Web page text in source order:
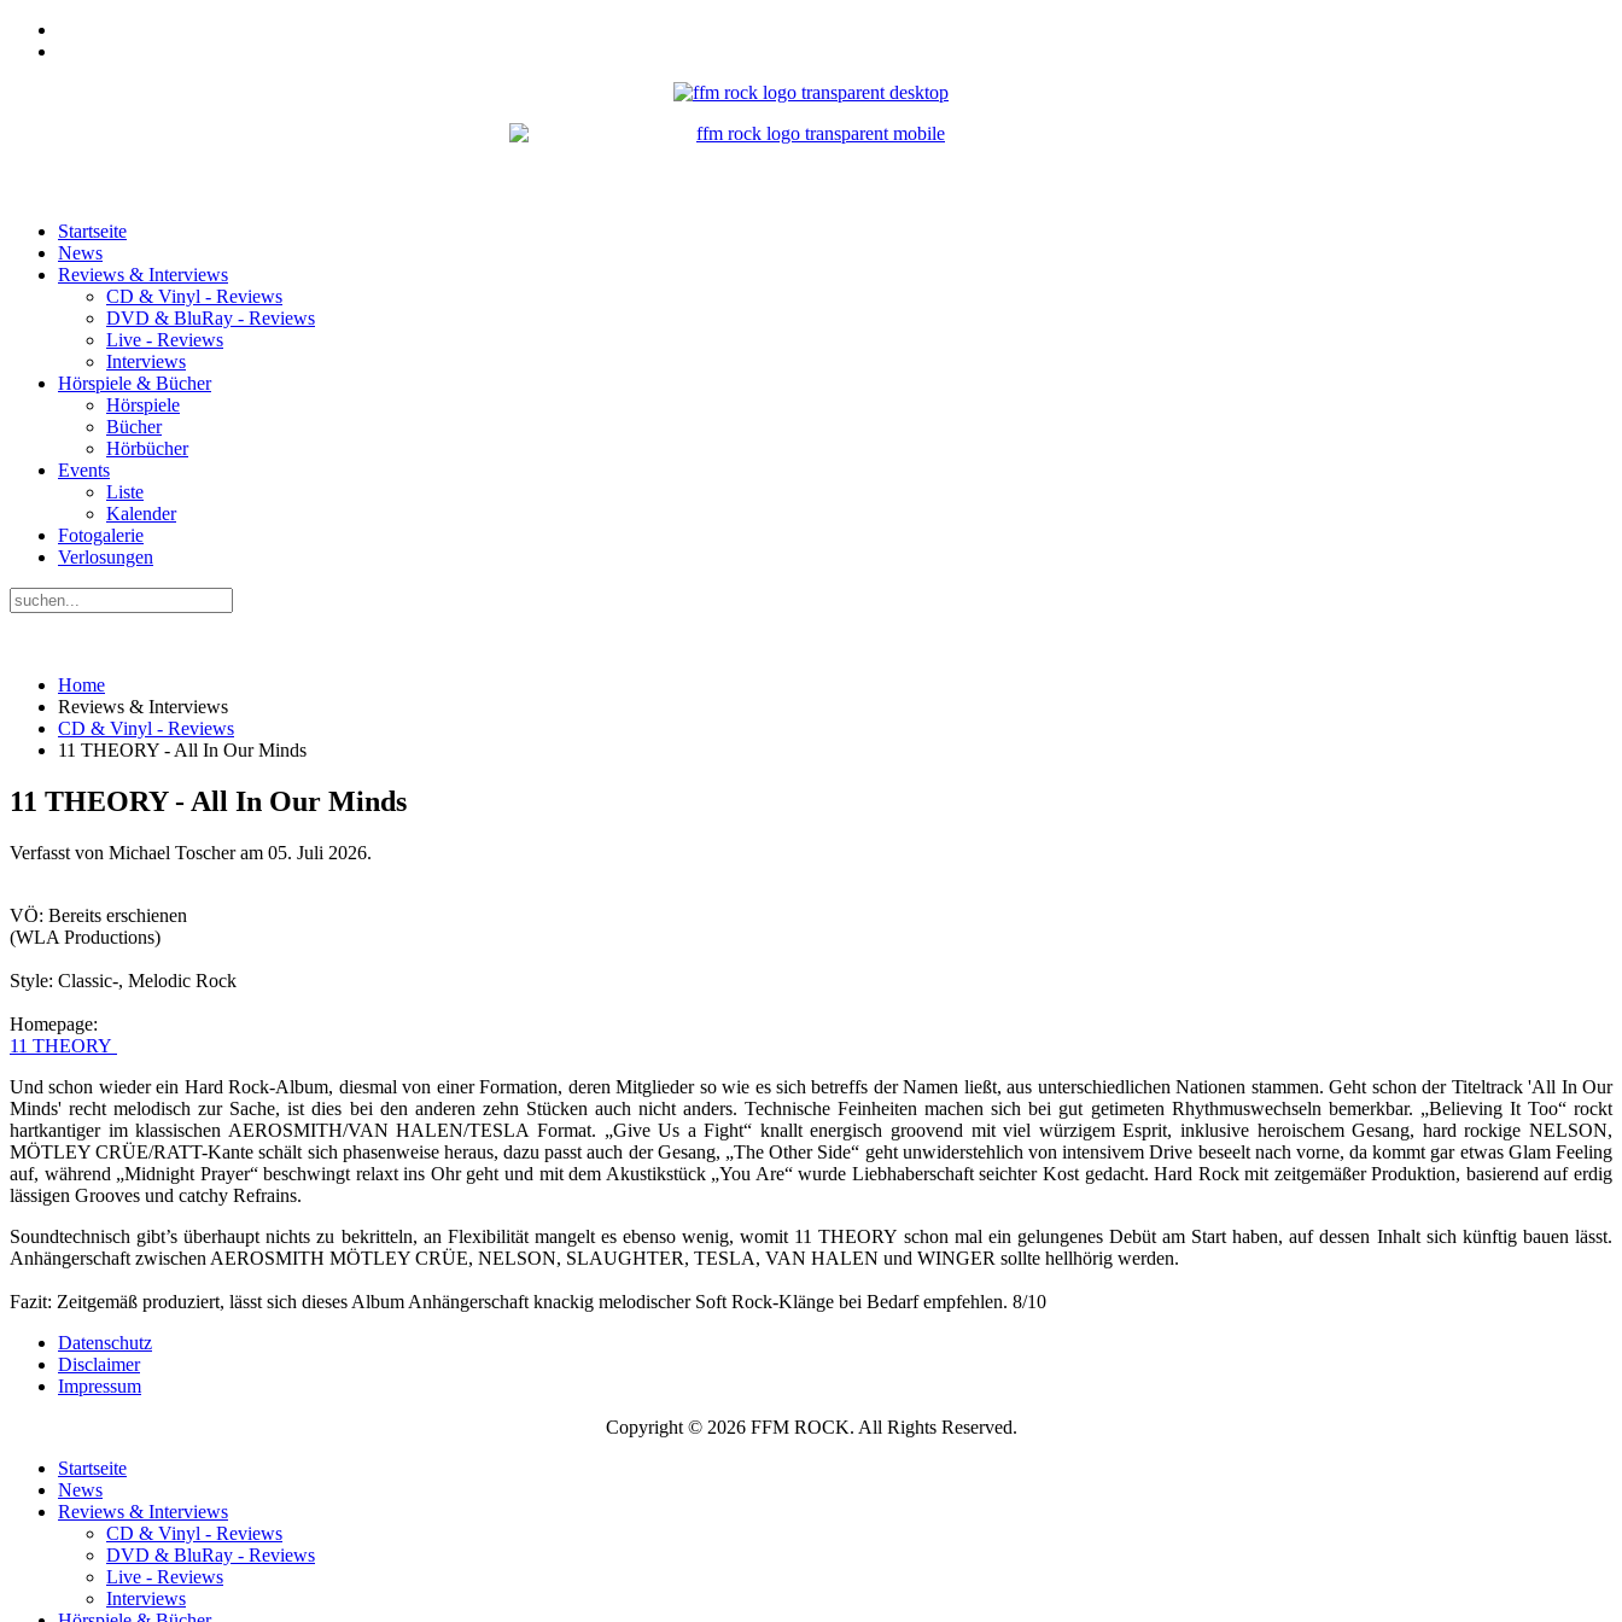
Startseite
News
Reviews & Interviews
CD & Vinyl - Reviews
DVD & BluRay - Reviews
Live - Reviews
Interviews
Hörspiele & Bücher
Hörspiele
Bücher
Hörbücher
Events
Liste
Kalender
Fotogalerie
Verlosungen
Home
Reviews & Interviews
CD & Vinyl - Reviews
11 THEORY - All In Our Minds
11 THEORY - All In Our Minds
Verfasst von Michael Toscher am 05. Juli 2026.
VÖ: Bereits erschienen
(WLA Productions)
Style: Classic-, Melodic Rock
Homepage:
11 THEORY
Und schon wieder ein Hard Rock-Album, diesmal von einer Formation, deren Mitglieder so wie es sich betreffs der Namen ließt, aus unterschiedlichen Nationen stammen. Geht schon der Titeltrack 'All In Our
Minds' recht melodisch zur Sache, ist dies bei den anderen zehn Stücken auch nicht anders. Technische Feinheiten machen sich bei gut getimeten Rhythmuswechseln bemerkbar. „Believing It Too“ rockt
hartkantiger im klassischen AEROSMITH/VAN HALEN/TESLA Format. „Give Us a Fight“ knallt energisch groovend mit viel würzigem Esprit, inklusive heroischem Gesang, hard rockige NELSON,
MÖTLEY CRÜE/RATT-Kante schält sich phasenweise heraus, dazu passt auch der Gesang, „The Other Side“ geht unwiderstehlich von intensivem Drive beseelt nach vorne, da kommt gar etwas Glam Feeling
auf, während „Midnight Prayer“ beschwingt relaxt ins Ohr geht und mit dem Akustikstück „You Are“ wurde Liebhaberschaft seichter Kost gedacht. Hard Rock mit zeitgemäßer Produktion, basierend auf erdig
lässigen Grooves und catchy Refrains.
Soundtechnisch gibt’s überhaupt nichts zu bekritteln, an Flexibilität mangelt es ebenso wenig, womit 11 THEORY schon mal ein gelungenes Debüt am Start haben, auf dessen Inhalt sich künftig bauen lässt.
Anhängerschaft zwischen AEROSMITH MÖTLEY CRÜE, NELSON, SLAUGHTER, TESLA, VAN HALEN und WINGER sollte hellhörig werden.
Fazit: Zeitgemäß produziert, lässt sich dieses Album Anhängerschaft knackig melodischer Soft Rock-Klänge bei Bedarf empfehlen. 8/10
Datenschutz
Disclaimer
Impressum
Copyright © 2026 FFM ROCK. All Rights Reserved.
Startseite
News
Reviews & Interviews
CD & Vinyl - Reviews
DVD & BluRay - Reviews
Live - Reviews
Interviews